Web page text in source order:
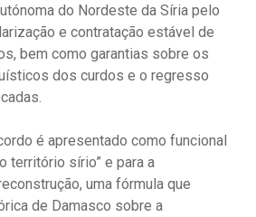
do Nordeste da Síria pelo
e contratação estável de
bem como garantias sobre os
dos curdos e o regresso
é apresentado como funcional
território sírio” e para a
uma fórmula que
de Damasco sobre a